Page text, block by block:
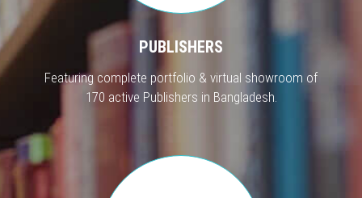
PUBLISHERS
Featuring complete portfolio & virtual showroom of
170 active Publishers in Bangladesh.